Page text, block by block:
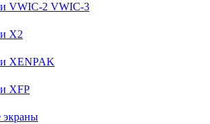
VWIC-2 VWIC-3
X2
XENPAK
XFP
экраны